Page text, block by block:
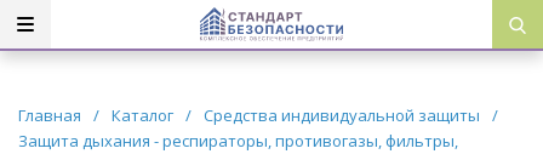
Главная / Каталог / Средства индивидуальной защиты
/
Защита дыхания - респираторы, противогазы, фильтры,